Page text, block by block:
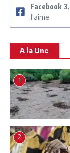
Facebook
J'aime
A la Une
1
2